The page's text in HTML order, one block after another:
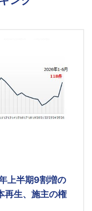
上半期9割増の
生、施主の権